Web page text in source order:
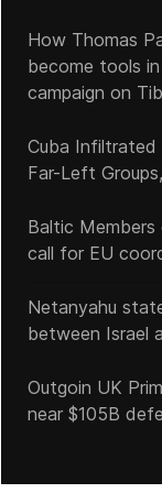
HORA! La
How Thomas
become tools in
campaign on
Cuba Infiltrated
Far-Left
Baltic
call for EU
Netanyahu
between Israel
Outgoin UK
near $105B